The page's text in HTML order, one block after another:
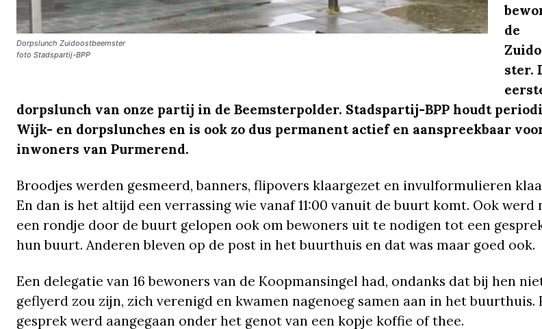
Dorpslunch Zuidoostbeemster
foto Stadspartij-BPP
de
ster.
dorpslunch van onze partij in de Beemsterpolder. Stadspartij-BPP houdt
Wijk- en dorpslunches en is ook zo dus permanent actief en aanspreekbaar
inwoners van Purmerend.
Broodjes werden gesmeerd, banners, flipovers klaargezet en invulformulieren
En dan is het altijd een verrassing wie vanaf 11:00 vanuit de buurt komt. Ook werd
een rondje door de buurt gelopen ook om bewoners uit te nodigen tot een
hun buurt. Anderen bleven op de post in het buurthuis en dat was maar goed ook.
Een delegatie van 16 bewoners van de Koopmansingel had, ondanks dat bij hen
geflyerd zou zijn, zich verenigd en kwamen nagenoeg samen aan in het buurthuis.
gesprek werd aangegaan onder het genot van een kopje koffie of thee.